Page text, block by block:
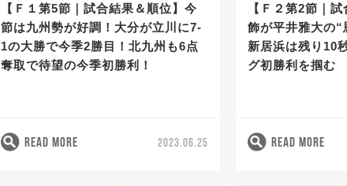
【Ｆ１第5節｜試合結果＆順位】今
節は九州勢が好調！大分が立川に7-
1の大勝で今季2勝目！北九州も6点
奪取で待望の今季初勝利！
READ MORE 2023.06.25
【Ｆ２第2節｜
飾が平井雅大の“
新居浜は残り10
グ初勝利を掴む
READ MORE